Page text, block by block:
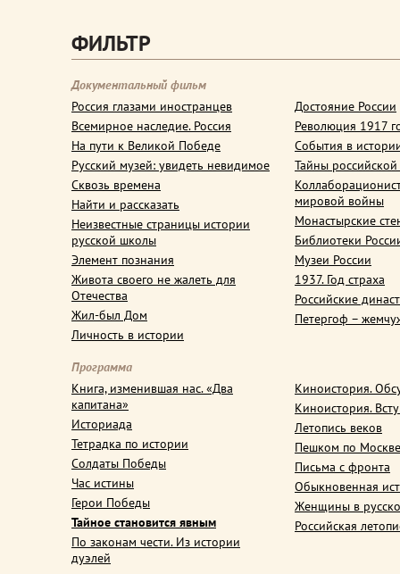
ФИЛЬТР
Документальный фильм
Россия глазами иностранцев
Всемирное наследие. Россия
На пути к Великой Победе
Русский музей: увидеть невидимое
Сквозь времена
Найти и рассказать
Неизвестные страницы истории
русской школы
Элемент познания
Живота своего не жалеть для
Отечества
Жил-был Дом
Личность в истории
Достояние России
Революция 1917
События в
Тайны
мировой войны
Монастырские
Библиотеки
Музеи России
1937. Год страха
Российские
Петергоф –
Программа
Книга, изменившая нас. «Два
капитана»
Историада
Тетрадка по истории
Солдаты Победы
Час истины
Герои Победы
Тайное становится явным
По законам чести. Из истории
дуэлей
Киноистория.
Киноистория.
Летопись веков
Пешком по Москве
Письма с фронта
Обыкновенная
Женщины в
Российская